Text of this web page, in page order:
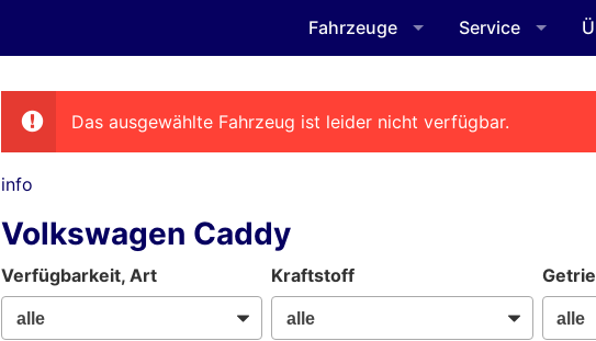
Fahrzeuge Service
Das ausgewählte Fahrzeug ist leider nicht verfügbar.
info
Volkswagen Caddy
Verfügbarkeit, Art Kraftstoff